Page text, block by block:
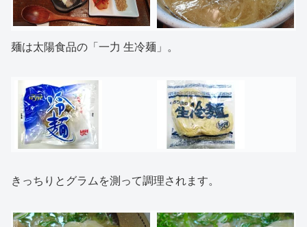
麺は太陽食品の「一力 生冷麺」。
きっちりとグラムを測って調理されます。